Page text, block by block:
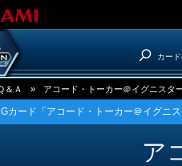
カー
＆Ａ » アコード・トーカー＠イグニスタ
カード「アコード・トーカー＠イグニス
ア